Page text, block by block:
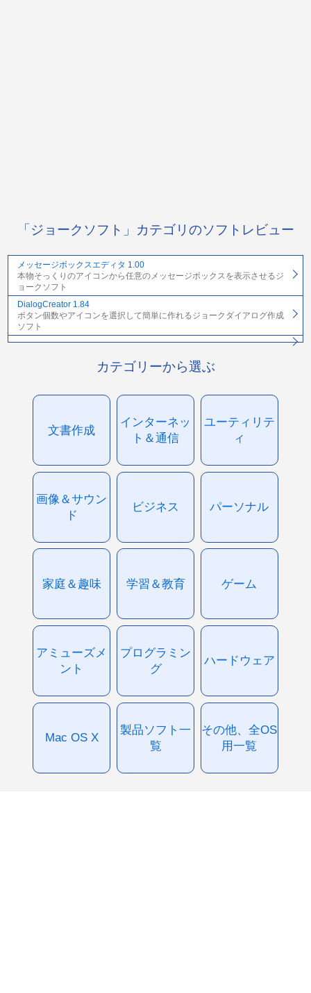
「ジョークソフト」カテゴリのソフトレビュー
メッセージボックスエディタ 1.00
本物そっくりのアイコンから任意のメッセージボックスを表示させるジ
ョークソフト
DialogCreator 1.84
ボタン個数やアイコンを選択して簡単に作れるジョークダイアログ作成
ソフト
カテゴリーから選ぶ
文書作成
インターネッ
ト＆通信
ユーティリテ
ィ
画像＆サウン
ド
ビジネス パーソナル
家庭＆趣味 学習＆教育 ゲーム
アミューズメ
ント
プログラミン
グ
ハードウェア
Mac OS X
製品ソフト一
覧
その他、全OS
用一覧